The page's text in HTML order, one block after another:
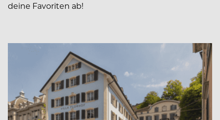
deine Favoriten ab!